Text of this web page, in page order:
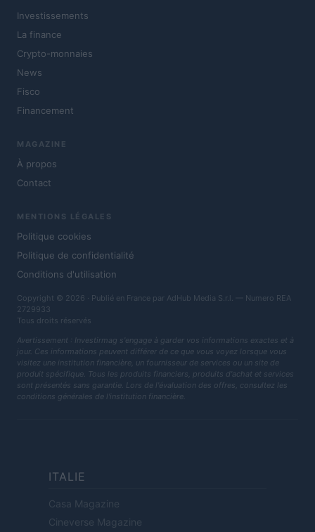
Investissements
La finance
Crypto-monnaies
News
Fisco
Financement
MAGAZINE
À propos
Contact
MENTIONS LÉGALES
Politique cookies
Politique de confidentialité
Conditions d'utilisation
Copyright © 2026 · Publié en France par AdHub Media S.r.l. — Numero REA
2729933
Tous droits réservés
Avertissement : Investirmag s'engage à garder vos informations exactes et à
jour. Ces informations peuvent différer de ce que vous voyez lorsque vous
visitez une institution financière, un fournisseur de services ou un site de
produit spécifique. Tous les produits financiers, produits d'achat et services
sont présentés sans garantie. Lors de l'évaluation des offres, consultez les
conditions générales de l'institution financière.
ITALIE
Casa Magazine
Cineverse Magazine